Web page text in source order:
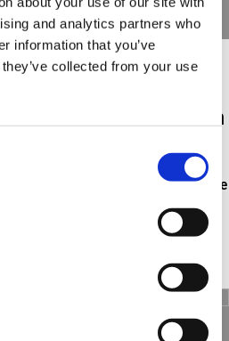
and analytics partners who
information that you’ve
collected from your use
för användning
på PSA PureTech
eftermarknaden som lanserade